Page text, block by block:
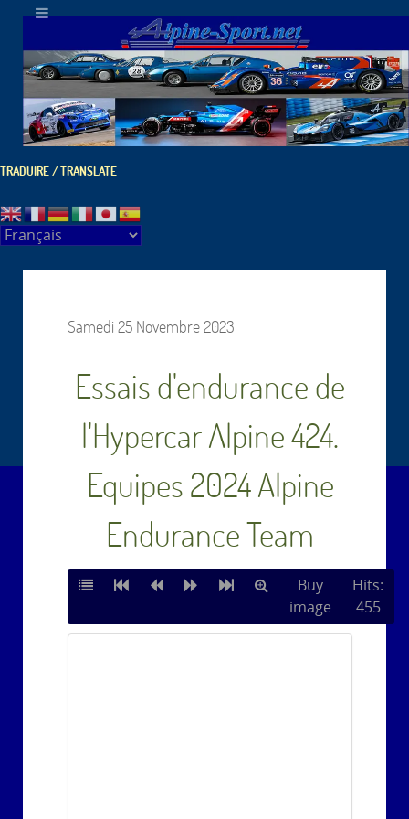
TRADUIRE / TRANSLATE
Samedi 25 Novembre 2023
Essais d'endurance de
l'Hypercar Alpine 424.
Equipes 2024 Alpine
Endurance Team
Buy
image
Hits:
455